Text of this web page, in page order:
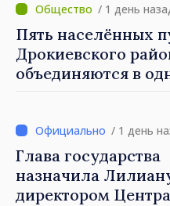
дезинформации:
станем
построения более
сильного и
/ 1 день
Пять населённых
Дрокиевского
объединяются в
стимулирующих
свыше 28
от правительства
/ 1 день
Глава государства
назначила
директором Центра